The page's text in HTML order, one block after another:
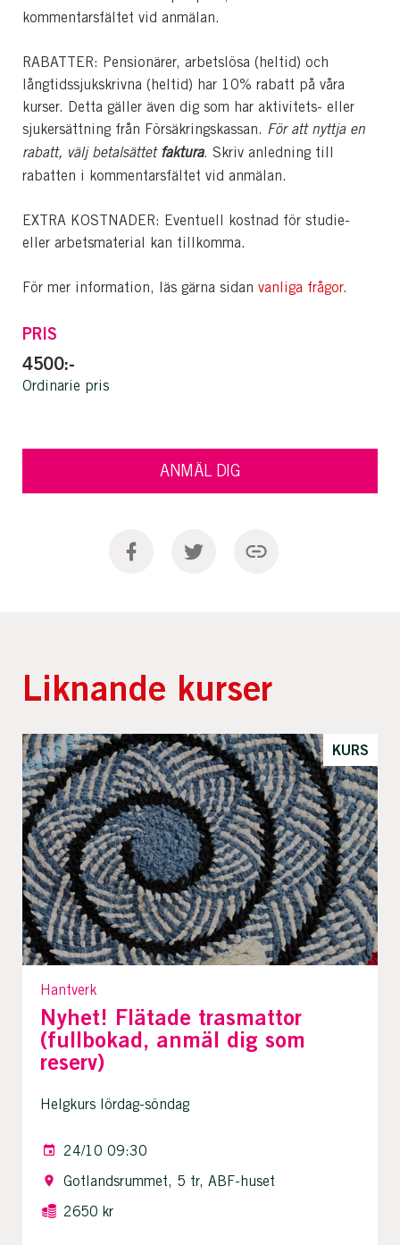
kommentarsfältet vid anmälan.
RABATTER: Pensionärer, arbetslösa (heltid) och
långtidssjukskrivna (heltid) har 10% rabatt på våra
kurser. Detta gäller även dig som har aktivitets- eller
sjukersättning från Försäkringskassan. För att nyttja en
rabatt, välj betalsättet faktura. Skriv anledning till
rabatten i kommentarsfältet vid anmälan.
EXTRA KOSTNADER: Eventuell kostnad för studie-
eller arbetsmaterial kan tillkomma.
För mer information, läs gärna sidan vanliga frågor.
PRIS
4500:-
Ordinarie pris
ANMÄL DIG
Liknande kurser
KURS
Hantverk
Nyhet! Flätade trasmattor
(fullbokad, anmäl dig som
reserv)
Helgkurs lördag-söndag
24/10 09:30
Gotlandsrummet, 5 tr, ABF-huset
2650 kr